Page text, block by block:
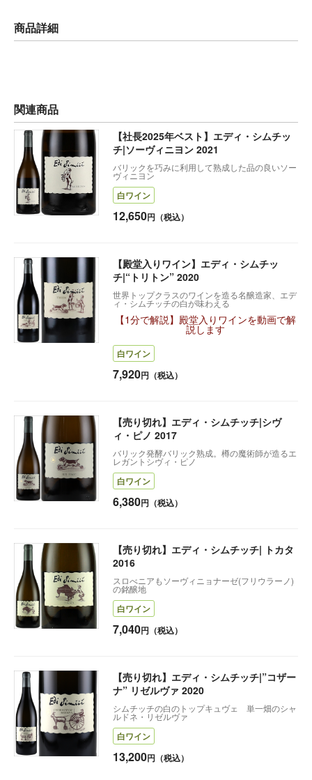
商品詳細
関連商品
【社長2025年ベスト】エディ・シムチッ
チ|ソーヴィニヨン 2021
バリックを巧みに利用して熟成した品の良いソー
ヴィニヨン
白ワイン
12,650円（税込）
【殿堂入りワイン】エディ・シムチッ
チ|“トリトン” 2020
世界トップクラスのワインを造る名醸造家、エデ
ィ・シムチッチの白が味わえる
【1分で解説】殿堂入りワインを動画で解
説します
白ワイン
7,920円（税込）
【売り切れ】エディ・シムチッチ|シヴ
ィ・ピノ 2017
バリック発酵バリック熟成。樽の魔術師が造るエ
レガントシヴィ・ピノ
白ワイン
6,380円（税込）
【売り切れ】エディ・シムチッチ| トカタ
2016
スロべニアもソーヴィニョナーゼ(フリウラーノ)
の銘醸地
白ワイン
7,040円（税込）
【売り切れ】エディ・シムチッチ|”コザー
ナ” リゼルヴァ 2020
シムチッチの白のトップキュヴェ 単一畑のシャ
ルドネ・リゼルヴァ
白ワイン
13,200円（税込）